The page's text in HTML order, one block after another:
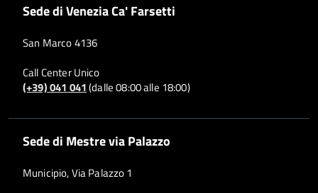
Sede di Venezia Ca' Farsetti
San Marco 4136
Call Center Unico
(+39) 041 041(dalle 08:00 alle 18:00)
Sede di Mestre via Palazzo
Municipio, Via Palazzo 1